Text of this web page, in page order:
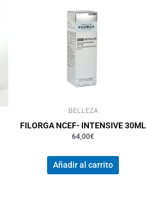
BELLEZA
FILORGA NCEF- INTENSIVE 30ML
64,00€
Añadir al carrito